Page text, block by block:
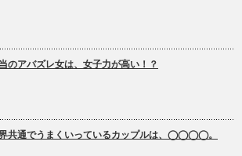
のアバズレ女は、女子力が高い！？
共通でうまくいっているカップルは、◯◯◯◯。